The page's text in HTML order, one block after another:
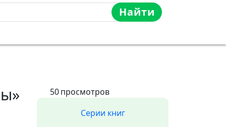
Найти
50просмотров
Серии книг